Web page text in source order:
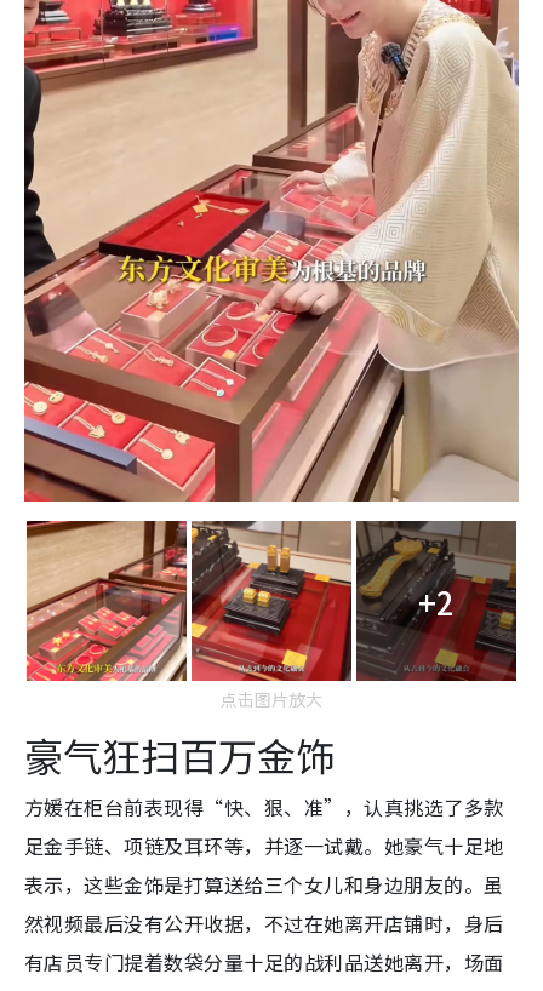
+2
点击图片放大
豪气狂扫百万金饰
方媛在柜台前表现得“快、狠、准”，认真挑选了多款
足金手链、项链及耳环等，并逐一试戴。她豪气十足地
表示，这些金饰是打算送给三个女儿和身边朋友的。虽
然视频最后没有公开收据，不过在她离开店铺时，身后
有店员专门提着数袋分量十足的战利品送她离开，场面